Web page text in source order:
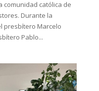
comunidad católica de
Durante la
presbítero Marcelo
Pablo...